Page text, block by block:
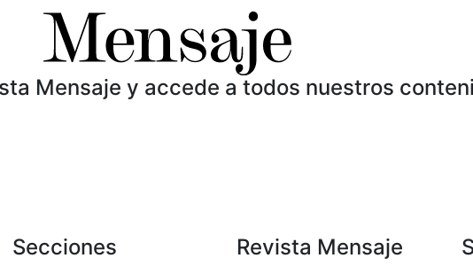
Mensaje y accede a todos nuestros
Secciones Revista Mensaje